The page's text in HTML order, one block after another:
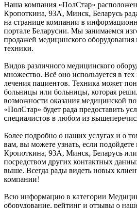
Наша компания «ПолСтар»
Кропоткина, 93А, Минск, Беларусь
на странице компании в
портале Беларусии. Мы занимаемся
продажей медицинского
техники.
Видов различного медицинского
множество. Всё оно используется в
лечения пациентов. Техника может
больницы или больницы, которая
возможности оказания медицинской
«ПолСтар» будет рада предоставить
специалистов в любом из
Более подробно о наших услугах и о
вам, вы можете узнать, если подойдете
Кропоткина, 93А, Минск, Беларусь
посредством других контактных
выше. Всегда рады видеть новых
компании!
Всю информацию в категории
оборудование, рейтинг и отзывы о